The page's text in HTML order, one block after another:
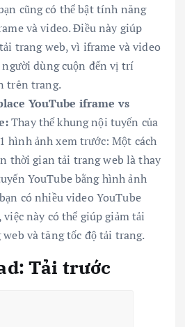
cũng có thể bật tính năng
và video. Điều này giúp
trang web, vì iframe và video
dùng cuộn đến vị trí
trên trang.
YouTube iframe vs
Thay thế khung nội tuyến của
hình ảnh xem trước: Một cách
thời gian tải trang web là thay
YouTube bằng hình ảnh
có nhiều video YouTube
này có thể giúp giảm tải
và tăng tốc độ tải trang.
Tải trước